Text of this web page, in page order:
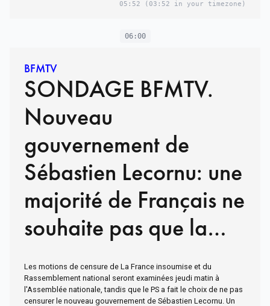
05:52 (03:52 in your timezone)
06:00
BFMTV
SONDAGE BFMTV.
Nouveau
gouvernement de
Sébastien Lecornu: une
majorité de Français ne
souhaite pas que la
motion de censure soit
votée
Les motions de censure de La France insoumise et du
Rassemblement national seront examinées jeudi matin à
l'Assemblée nationale, tandis que le PS a fait le choix de ne pas
censurer le nouveau gouvernement de Sébastien Lecornu. Un